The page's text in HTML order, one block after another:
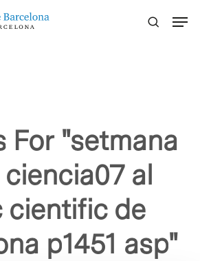
For "setmana
al
cientific de
p1451 asp"